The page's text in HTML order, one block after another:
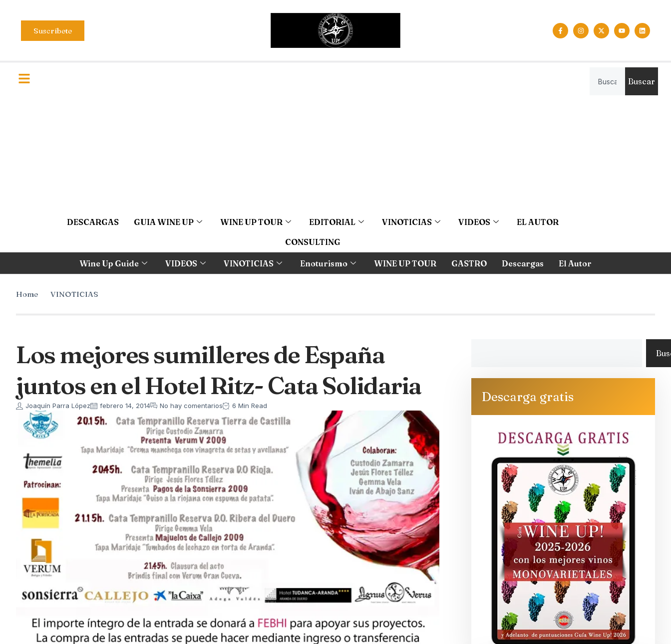
Suscríbete
DESCARGAS GUIA WINE UP WINE UP TOUR EDITORIAL VINOTICIAS VIDEOS
EL AUTOR
CONSULTING
Buscar
Wine Up Guide VIDEOS VINOTICIAS Enoturismo WINE UP TOUR GASTRO Descargas El Autor
Home VINOTICIAS
Los mejores sumilleres de España
juntos en el Hotel Ritz- Cata Solidaria
Joaquín Parra López febrero 14, 2014 No hay comentarios 6 Min Read
Descarga gratis